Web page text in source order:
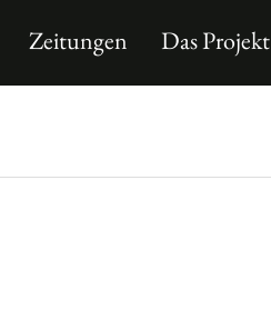
Zeitungen Das Projekt